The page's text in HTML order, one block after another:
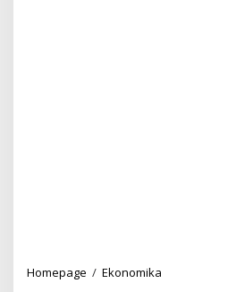
Homepage / Ekonomika